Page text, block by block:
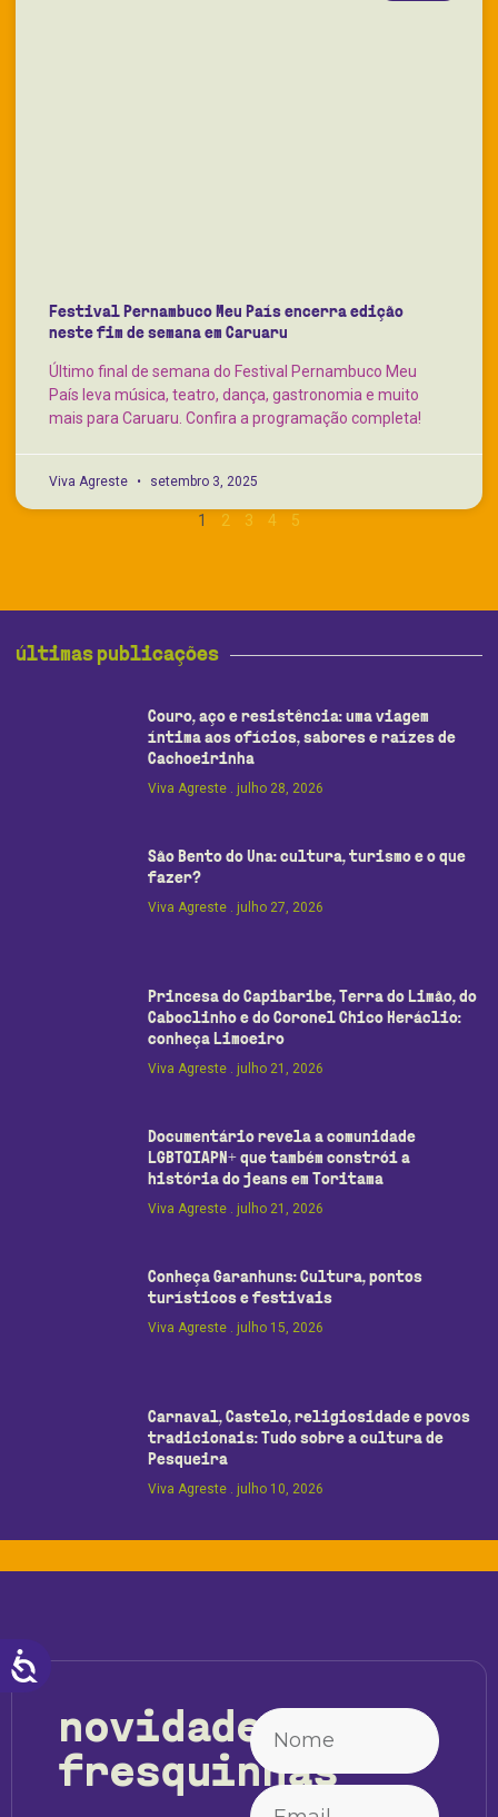
ACESSIBILIDADE
Festival Pernambuco Meu País encerra edição
neste fim de semana em Caruaru
Último final de semana do Festival Pernambuco Meu
País leva música, teatro, dança, gastronomia e muito
mais para Caruaru. Confira a programação completa!
Viva Agreste setembro 3, 2025
1 2 3 4 5
últimas publicações
Couro, aço e resistência: uma viagem
íntima aos ofícios, sabores e raízes de
Cachoeirinha
Viva Agreste
julho 28, 2026
São Bento do Una: cultura, turismo e o que
fazer?
Viva Agreste
julho 27, 2026
Princesa do Capibaribe, Terra do Limão, do
Caboclinho e do Coronel Chico Heráclio:
conheça Limoeiro
Viva Agreste
julho 21, 2026
Documentário revela a comunidade
LGBTQIAPN+ que também constrói a
história do jeans em Toritama
Viva Agreste
julho 21, 2026
Conheça Garanhuns: Cultura, pontos
turísticos e festivais
Viva Agreste
julho 15, 2026
Carnaval, Castelo, religiosidade e povos
tradicionais: Tudo sobre a cultura de
Pesqueira
Viva Agreste
julho 10, 2026
novidades
fresquinhas